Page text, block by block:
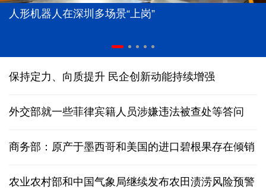
人形机器人在深圳多场景“上岗”
保持定力、向质提升 民企创新动能持续增强
外交部就一些菲律宾籍人员涉嫌违法被查处等答问
商务部：原产于墨西哥和美国的进口碧根果存在倾销
农业农村部和中国气象局继续发布农田渍涝风险预警